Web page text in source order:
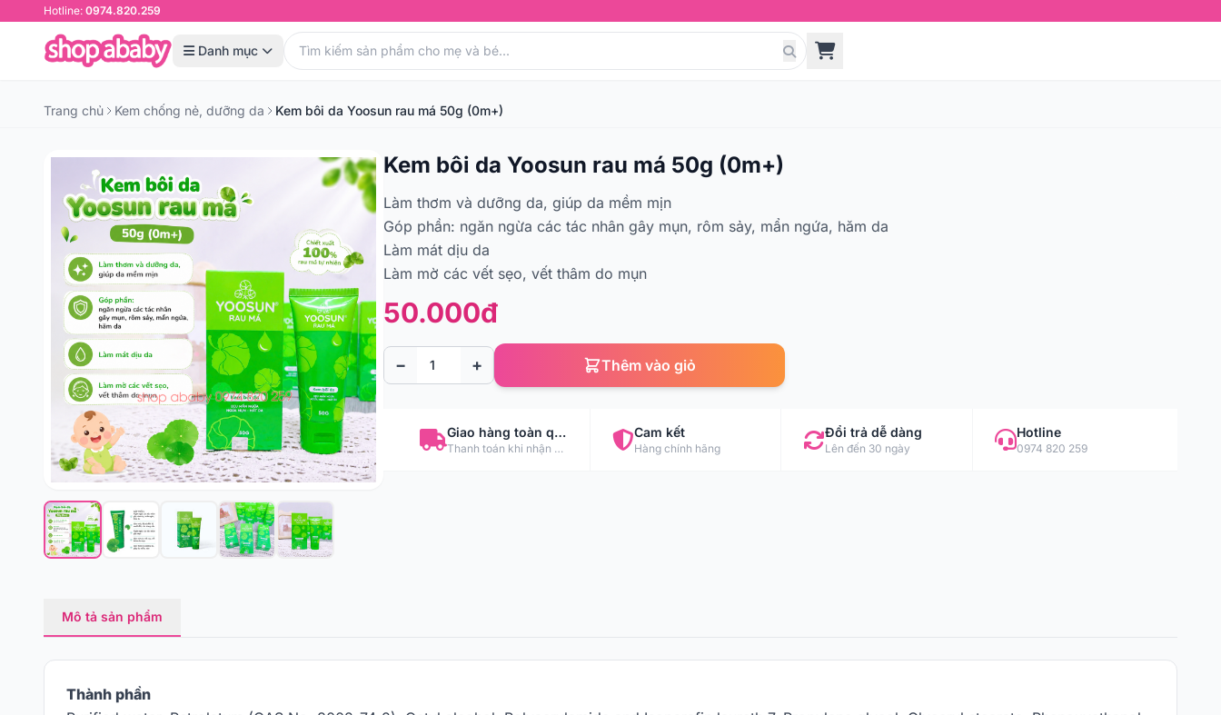
Hotline: 0974.820.259
Danh mục
Trang chủ Kem chống nẻ, dưỡng da Kem bôi da Yoosun rau má 50g (0m+)
Kem bôi da Yoosun rau má 50g (0m+)
Làm thơm và dưỡng da, giúp da mềm mịn
Góp phần: ngăn ngừa các tác nhân gây mụn, rôm sảy, mẩn ngứa, hăm da
Làm mát dịu da
Làm mờ các vết sẹo, vết thâm do mụn
50.000đ
− + Thêm vào giỏ
Giao hàng toàn quốc
Thanh toán khi nhận hàng
Cam kết
Hàng chính hãng
Đổi trả dễ dàng
Lên đến 30 ngày
Hotline
0974 820 259
Mô tả sản phẩm
Thành phần